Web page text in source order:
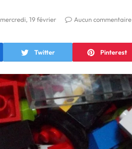
mercredi, 19 février Aucun commentaire
Twitter Pinterest